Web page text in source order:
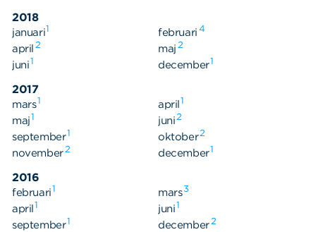
2018
januari1 februari 4
april 2 maj 2
juni1 december1
2017
mars1 april1
maj1 juni2
september1 oktober2
november2 december1
2016
februari1 mars3
april1 juni1
september1 december2